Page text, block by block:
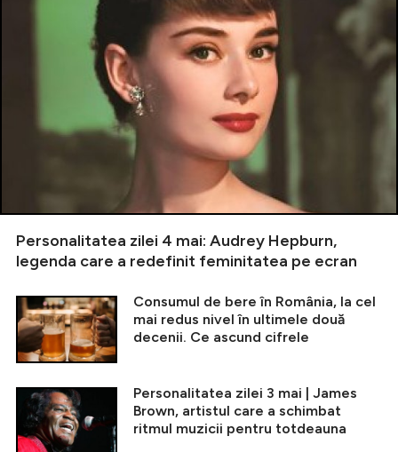
Personalitatea zilei 4 mai: Audrey Hepburn,
legenda care a redefinit feminitatea pe ecran
Consumul de bere în România, la cel
mai redus nivel în ultimele două
decenii. Ce ascund cifrele
Personalitatea zilei 3 mai | James
Brown, artistul care a schimbat
ritmul muzicii pentru totdeauna